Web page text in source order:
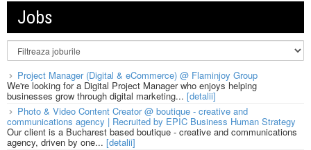
Jobs
Project Manager (Digital & eCommerce) @ Flaminjoy Group
We're looking for a Digital Project Manager who enjoys helping
businesses grow through digital marketing... [detalii]
Photo & Video Content Creator @ boutique - creative and
communications agency | Recruited by EPIC Business Human Strategy
Our client is a Bucharest based boutique - creative and communications
agency, driven by one... [detalii]